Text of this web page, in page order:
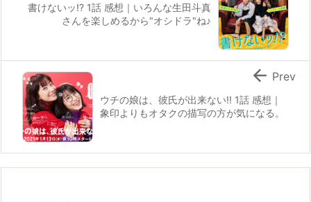
書けないッ!? 1話 感想｜いろんな生田斗真
さんを楽しめるから"オシドラ"ね♪
ウチの娘は、彼氏が出来ない!! 1話 感想｜
象印よりもオタクの描写の方が気になる。
 Prev